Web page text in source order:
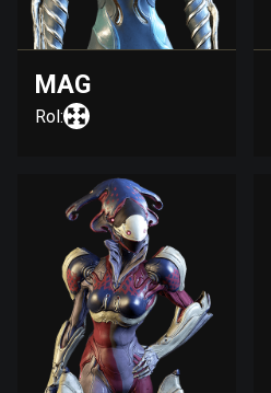
MAG
Rol: